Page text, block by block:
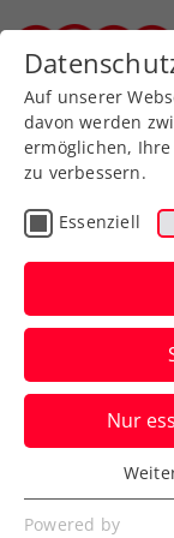
Zurück
Davis Cup
Austria
Die ÖTV-
Play-off
Auf unserer
davon werden
ermöglichen,
zu verbessern.
Essenziell
Nur
Essenziell
Essenzielle
Powered by